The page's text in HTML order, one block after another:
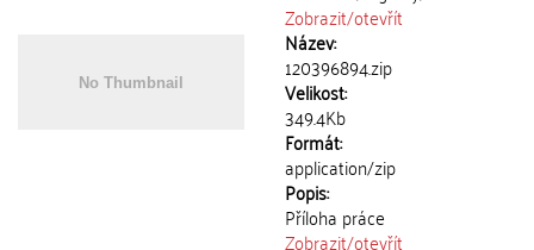
Zobrazit/otevřít
Název:
120396894.zip
Velikost:
349.4Kb
Formát:
application/zip
Popis:
Příloha práce
Zobrazit/otevřít